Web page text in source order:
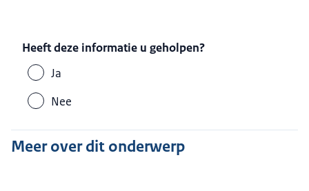
Heeft deze informatie u geholpen?
Ja
Nee
Meer over dit onderwerp